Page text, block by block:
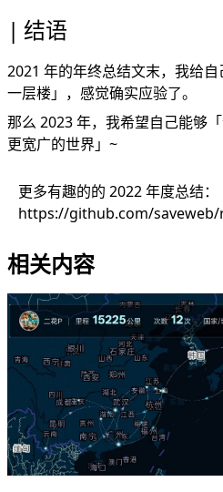
结语
2021 年的年终总结文末，我给
一层楼」，感觉确实应验了。
那么 2023 年，我希望自己能够
更宽广的世界」~
更多有趣的的 2022 年度总结：
https://github.com/saveweb/
相关内容